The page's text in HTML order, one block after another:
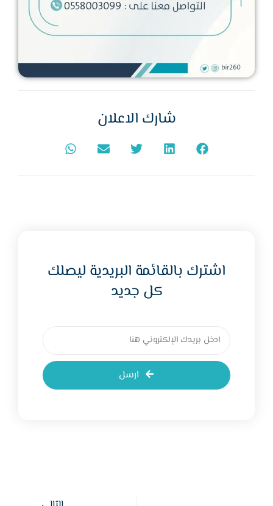
شارك الاعلان
اشترك بالقائمة البريدية ليصلك
كل جديد
ارسل